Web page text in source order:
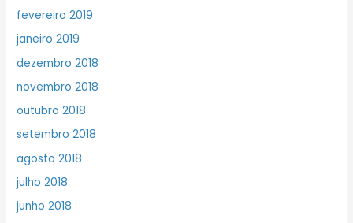
fevereiro 2019
janeiro 2019
dezembro 2018
novembro 2018
outubro 2018
setembro 2018
agosto 2018
julho 2018
junho 2018